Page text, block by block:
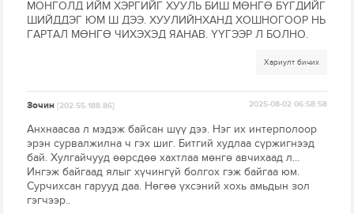
МОНГОЛД ИЙМ ХЭРГИЙГ ХУУЛЬ БИШ МӨНГӨ БҮГДИЙГ
ШИЙДДЭГ ЮМ Ш ДЭЭ. ХУУЛИЙНХАНД ХОШНОГООР НЬ
ГАРТАЛ МӨНГӨ ЧИХЭХЭД ЯАНАВ. ҮҮГЭЭР Л БОЛНО.
Хариулт бичих
Зочин[202.55.188.86] 2025-08-02 06:58:58
Анхнаасаа л мэдэж байсан шүү дээ. Нэг их интерполоор
эрэн сурвалжилна ч гэх шиг. Битгий худлаа сүржигнээд
бай. Хулгайчууд өөрсдөө хахтлаа мөнгө авчихаад л...
Ингэж байгаад ялыг хүчингүй болгох гэж байгаа юм.
Сурчихсан гарууд даа. Нөгөө үхсэний хохь амьдын зол
гэгчээр..